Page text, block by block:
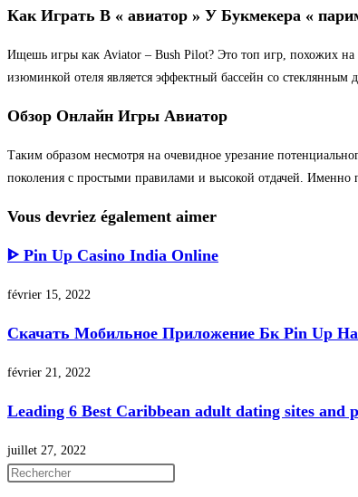
Как Играть В « авиатор » У Букмекера «
Ищешь игры как Aviator – Bush Pilot? Это топ игр, похожих на
изюминкой отеля является эффектный бассейн со
Обзор Онлайн Игры Авиатор
Таким образом несмотря на очевидное урезание
поколения с простыми правилами и высокой отдачей. Именно
Vous devriez également aimer
ᐈ Pin Up Casino India Online
février 15, 2022
Скачать Мобильное Приложение Бк Pin Up
février 21, 2022
Leading 6 Best Caribbean adult dating sites and
juillet 27, 2022